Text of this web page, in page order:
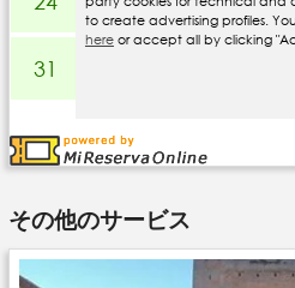
その他のサービス